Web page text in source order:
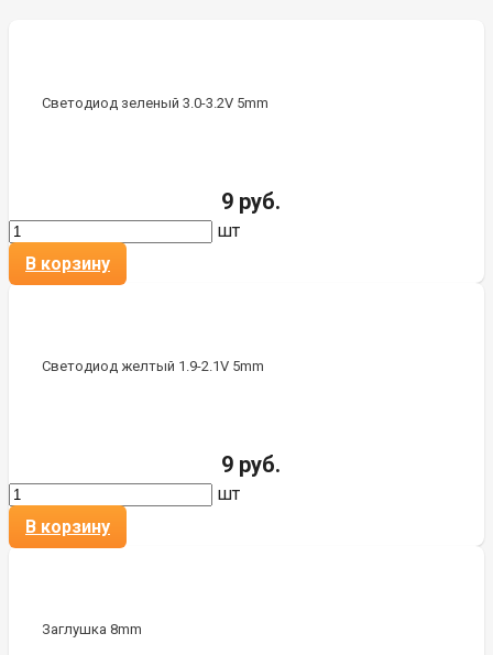
Светодиод зеленый 3.0-3.2V 5mm
9 руб.
шт
В корзину
Светодиод желтый 1.9-2.1V 5mm
9 руб.
шт
В корзину
Заглушка 8mm